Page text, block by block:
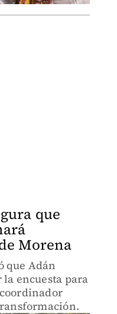
que
Morena
que Adán
la encuesta para